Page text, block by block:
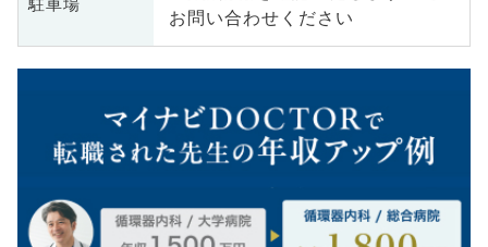
駐車場
お問い合わせください